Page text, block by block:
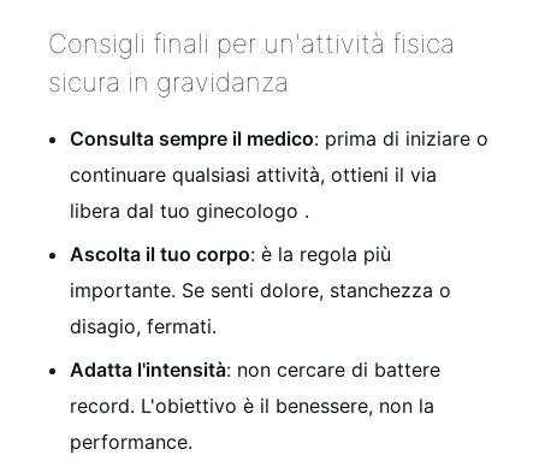
Consigli finali per un'attività fisica
sicura in gravidanza
Consulta sempre il medico: prima di iniziare o
continuare qualsiasi attività, ottieni il via
libera dal tuo ginecologo .
Ascolta il tuo corpo: è la regola più
importante. Se senti dolore, stanchezza o
disagio, fermati.
Adatta l'intensità: non cercare di battere
record. L'obiettivo è il benessere, non la
performance.